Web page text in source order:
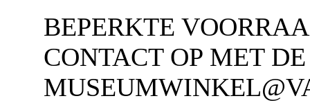
BEPERKTE
CONTACT OP MET